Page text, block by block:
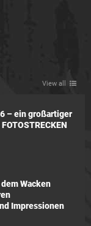
View all
– ein großartiger
Wacken
Impressionen